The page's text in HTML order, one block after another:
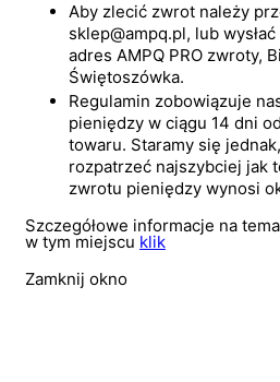
Aby zlecić zwrot należy
sklep@ampq.pl, lub
adres AMPQ PRO zwroty,
Świętoszówka.
Regulamin zobowiązuje
pieniędzy w ciągu 14 dni
towaru. Staramy się
rozpatrzeć najszybciej jak
zwrotu pieniędzy wynosi
Szczegółowe informacje na
w tym miejscu klik
Zamknij okno